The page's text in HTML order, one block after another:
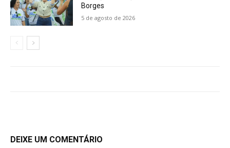
Borges
5 de agosto de 2026
DEIXE UM COMENTÁRIO